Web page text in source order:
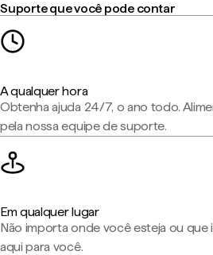
Suporte que você pode contar
A qualquer hora
Obtenha ajuda 24/7, o ano todo.
pela nossa equipe de suporte.
Em qualquer lugar
Não importa onde você esteja ou que
aqui para você.